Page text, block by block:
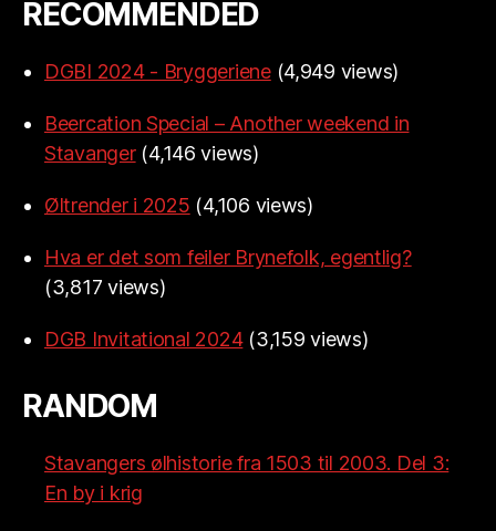
RECOMMENDED
DGBI 2024 - Bryggeriene (4,949 views)
Beercation Special – Another weekend in
Stavanger (4,146 views)
Øltrender i 2025 (4,106 views)
Hva er det som feiler Brynefolk, egentlig?
(3,817 views)
DGB Invitational 2024 (3,159 views)
RANDOM
Stavangers ølhistorie fra 1503 til 2003. Del 3:
En by i krig